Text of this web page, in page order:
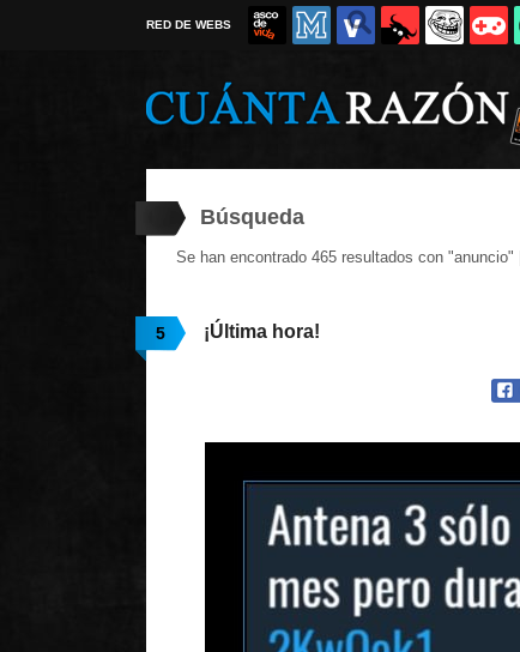
RED DE WEBS
Búsqueda
Se han encontrado 465 resultados con "anuncio" |
5 ¡Última hora!